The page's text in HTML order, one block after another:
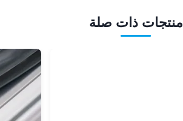
منتجات ذات صلة